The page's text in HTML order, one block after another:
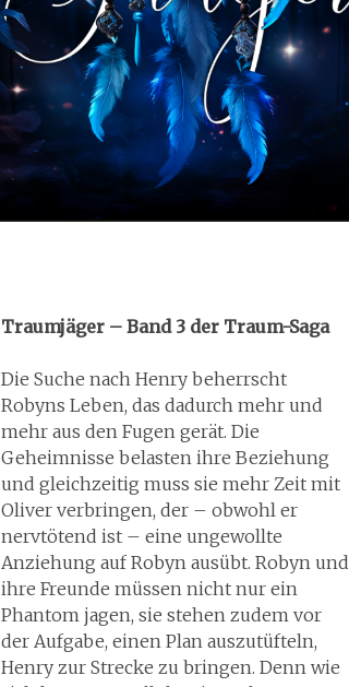
Traumjäger – Band 3 der Traum-Saga
Die Suche nach Henry beherrscht
Robyns Leben, das dadurch mehr und
mehr aus den Fugen gerät. Die
Geheimnisse belasten ihre Beziehung
und gleichzeitig muss sie mehr Zeit mit
Oliver verbringen, der – obwohl er
nervtötend ist – eine ungewollte
Anziehung auf Robyn ausübt. Robyn und
ihre Freunde müssen nicht nur ein
Phantom jagen, sie stehen zudem vor
der Aufgabe, einen Plan auszutüfteln,
Henry zur Strecke zu bringen. Denn wie